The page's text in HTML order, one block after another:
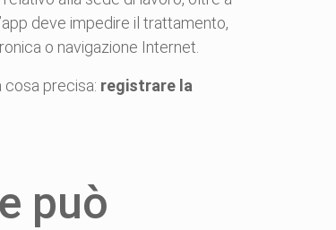
deve impedire il trattamento,
o navigazione Internet.
cosa precisa: registrare la
può